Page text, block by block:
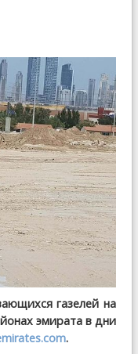
газелей на
эмирата в дни
.